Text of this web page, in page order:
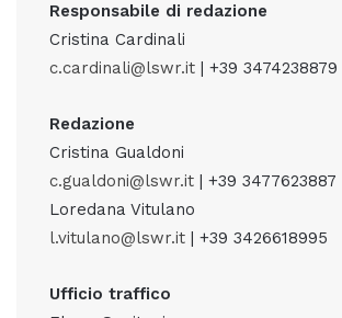
Responsabile di redazione
Cristina Cardinali
c.cardinali@lswr.it | +39 3474238879
Redazione
Cristina Gualdoni
c.gualdoni@lswr.it | +39 3477623887
Loredana Vitulano
l.vitulano@lswr.it | +39 3426618995
Ufficio traffico